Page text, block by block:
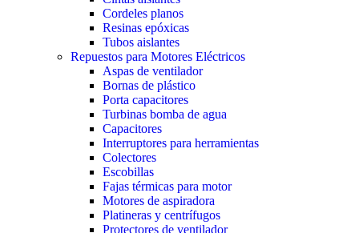
Cordeles planos
Resinas epóxicas
Tubos aislantes
Repuestos para Motores Eléctricos
Aspas de ventilador
Bornas de plástico
Porta capacitores
Turbinas bomba de agua
Capacitores
Interruptores para herramientas
Colectores
Escobillas
Fajas térmicas para motor
Motores de aspiradora
Platineras y centrífugos
Protectores de ventilador